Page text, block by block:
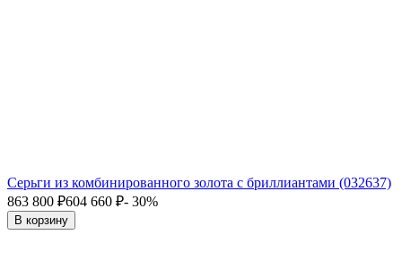
Серьги из комбинированного золота с бриллиантами (032637)
863 800 ₽604 660 ₽- 30%
В корзину